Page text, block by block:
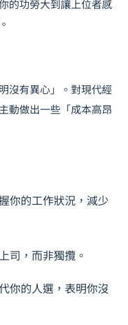
的功勞大到讓上位者感
沒有異心」。對現代經
動做出一些「成本高昂
你的工作狀況，減少
司，而非獨攬。
你的人選，表明你沒